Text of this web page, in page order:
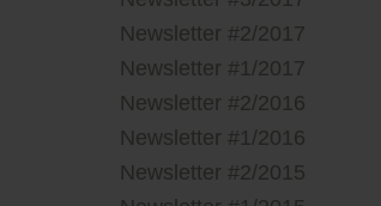
Newsletter #2/2017
Newsletter #1/2017
Newsletter #2/2016
Newsletter #1/2016
Newsletter #2/2015